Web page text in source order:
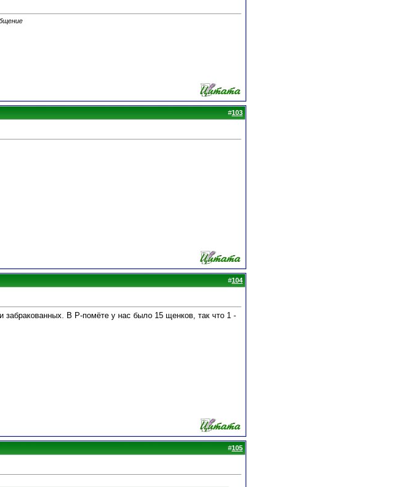
#103
#104
В Р-помёте у нас было 15 щенков, так что 1 -
#105